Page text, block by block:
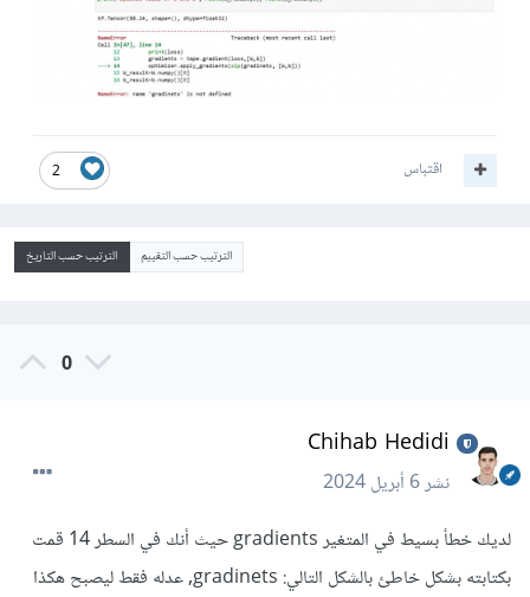
2 اقتباس
الترتيب حسب التقييم الترتيب حسب التاريخ
0
Chihab Hedidi
نشر6 أبريل 2024
لديك خطأ بسيط في المتغير gradients حيث أنك في السطر 14 قمت
بكتابته بشكل خاطئ بالشكل التالي: gradinets, عدله فقط ليصبح هكذا